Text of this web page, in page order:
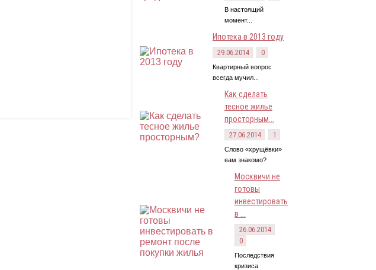
В настоящий
момент...
Ипотека в 2013 году
29.06.2014 0
Квартирный вопрос
всегда мучил...
Как сделать
тесное жилье
просторным...
27.06.2014 1
Слово «хрущёвки»
вам знакомо?
Москвичи не
готовы
инвестировать
в ...
26.06.2014
0
Последствия
кризиса